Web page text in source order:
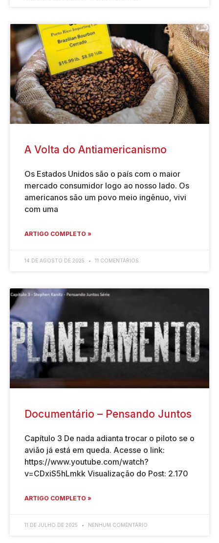
A Volta do Antiamericanismo
Os Estados Unidos são o país com o maior
mercado consumidor logo ao nosso lado. Os
americanos são um povo meio ingênuo, vivi
com uma
ARTIGO COMPLETO »
14 DE AGOSTO DE 2025 11 COMENTÁRIOS
Documentário – Pensando Juntos
Capítulo 3 De nada adianta trocar o piloto se o
avião já está em queda. Acesse o link:
https://www.youtube.com/watch?
v=CDxiS5hLmkk Visualização do Post: 2.170
ARTIGO COMPLETO »
11 DE JULHO DE 2025 NENHUM COMENTÁRIO